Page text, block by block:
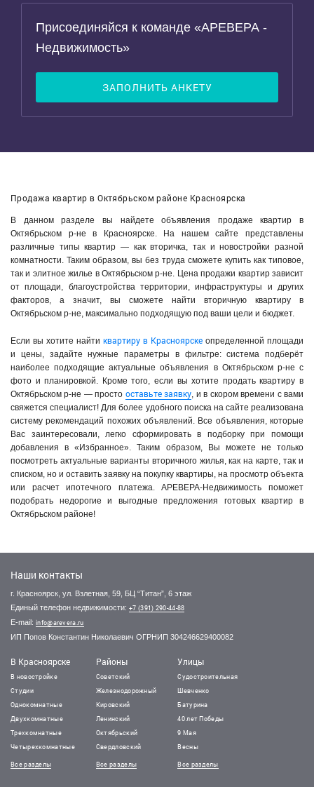
Присоединяйся к команде «АРЕВЕРА -
Недвижимость»
ЗАПОЛНИТЬ АНКЕТУ
Продажа квартир в Октябрьском районе Красноярска
В данном разделе вы найдете объявления продаже квартир в
Октябрьском р-не в Красноярске. На нашем сайте представлены
различные типы квартир — как вторичка, так и новостройки разной
комнатности. Таким образом, вы без труда сможете купить как типовое,
так и элитное жилье в Октябрьском р-не. Цена продажи квартир зависит
от площади, благоустройства территории, инфраструктуры и других
факторов, а значит, вы сможете найти вторичную квартиру в
Октябрьском р-не, максимально подходящую под ваши цели и бюджет.
Если вы хотите найти квартиру в Красноярске определенной площади
и цены, задайте нужные параметры в фильтре: система подберёт
наиболее подходящие актуальные объявления в Октябрьском р-не с
фото и планировкой. Кроме того, если вы хотите продать квартиру в
Октябрьском р-не — просто оставьте заявку, и в скором времени с вами
свяжется специалист! Для более удобного поиска на сайте реализована
систему рекомендаций похожих объявлений. Все объявления, которые
Вас заинтересовали, легко сформировать в подборку при помощи
добавления в «Избранное». Таким образом, Вы можете не только
посмотреть актуальные варианты вторичного жилья, как на карте, так и
списком, но и оставить заявку на покупку квартиры, на просмотр объекта
или расчет ипотечного платежа. АРЕВЕРА-Недвижимость поможет
подобрать недорогие и выгодные предложения готовых квартир в
Октябрьском районе!
Наши контакты
г. Красноярск, ул. Взлетная, 59, БЦ “Титан”, 6 этаж
Единый телефон недвижимости: +7 (391) 290-44-88
E-mail: info@arevera.ru
ИП Попов Константин Николаевич ОГРНИП 304246629400082
В Красноярске
В новостройке
Студии
Однокомнатные
Двухкомнатные
Трехкомнатные
Четырехкомнатные
Все разделы
Районы
Советский
Железнодорожный
Кировский
Ленинский
Октябрьский
Свердловский
Все разделы
Улицы
Судостроительная
Шевченко
Батурина
40 лет Победы
9 Мая
Весны
Все разделы